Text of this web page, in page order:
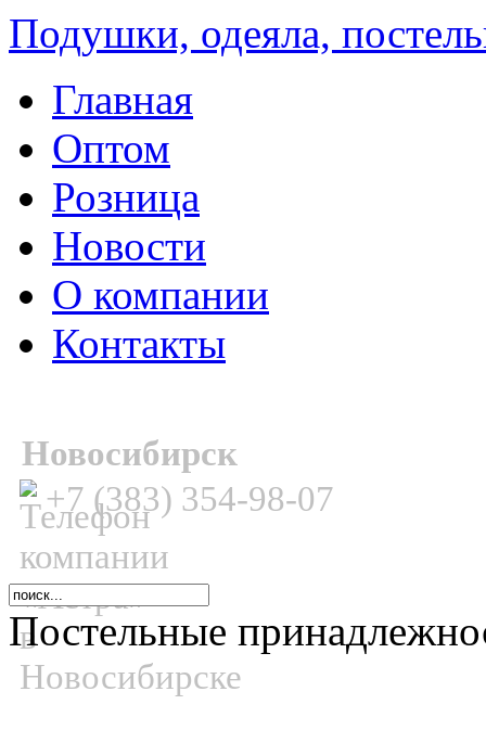
Подушки, одеяла,
Главная
Оптом
Розница
Новости
О компании
Контакты
Новосибирск
+7 (383) 354-98-07
Постельные